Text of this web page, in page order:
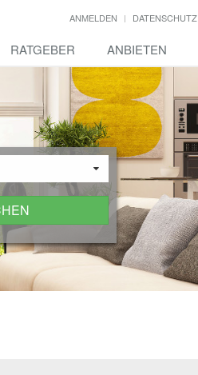
ANMELDEN DATENSCHUTZ
RATGEBER ANBIETEN